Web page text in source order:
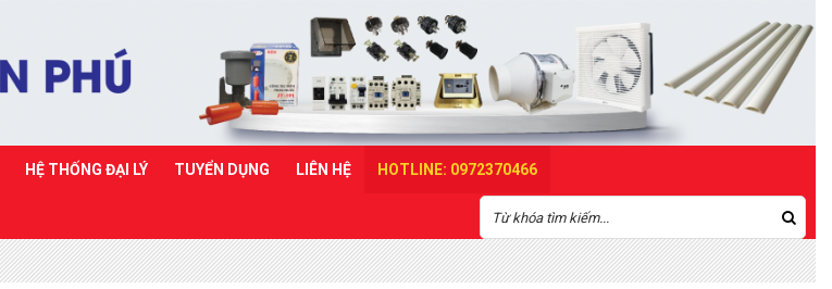
HỆ THỐNG ĐẠI LÝ TUYỂN DỤNG LIÊN HỆ HOTLINE: 0972370466